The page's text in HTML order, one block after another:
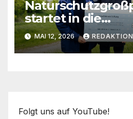
startet in die
MAI 12, 2026 REDAKTION
Folgt uns auf YouTube!